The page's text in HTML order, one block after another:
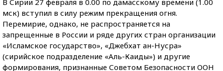
В Сирии 27 февраля в 0.00 по дамасскому времени (1.00
мск) вступил в силу режим прекращения огня.
Перемирие, однако, не распространяется на
запрещенные в России и ряде других стран организации
«Исламское государство», «Джебхат ан-Нусра»
(сирийское подразделение «Аль-Каиды») и другие
формирования, признанные Советом Безопасности ООН